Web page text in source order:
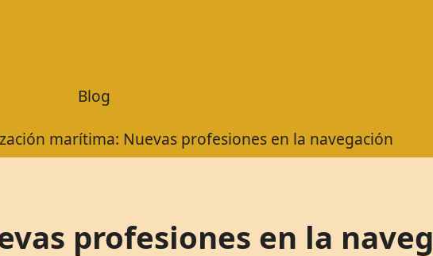
Blog
marítima: Nuevas profesiones en la navegación
profesiones en la